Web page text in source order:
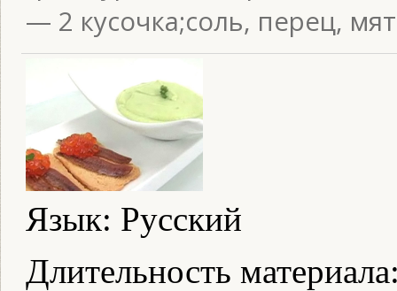
— 2 кусочка;соль, перец,
Язык: Русский
Длительность материала